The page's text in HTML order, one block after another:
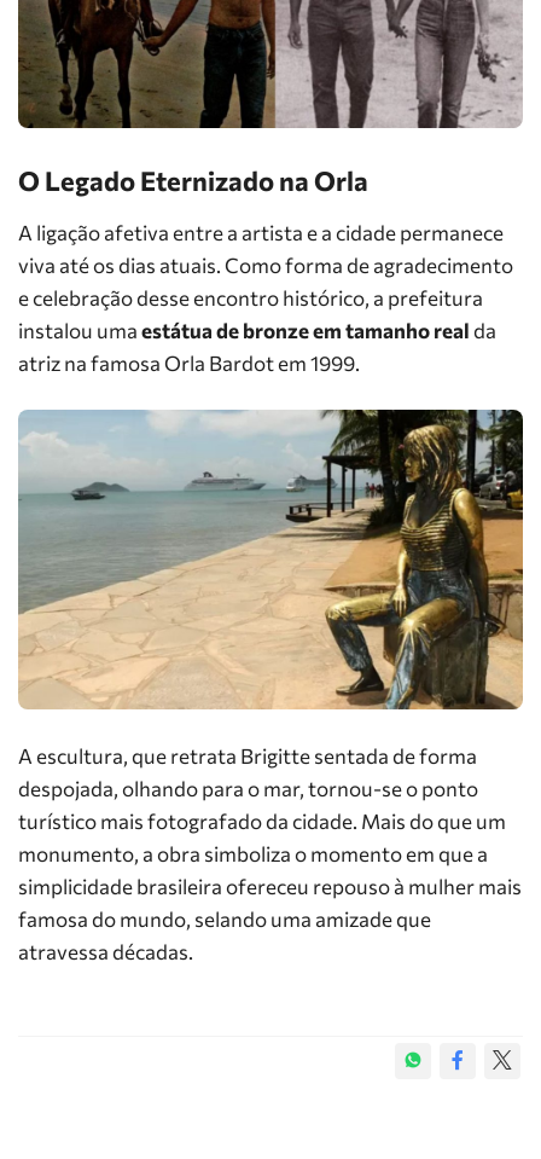
O Legado Eternizado na Orla
A ligação afetiva entre a artista e a cidade permanece
viva até os dias atuais. Como forma de agradecimento
e celebração desse encontro histórico, a prefeitura
instalou umaestátua de bronze em tamanho realda
atriz na famosa Orla Bardot em 1999.
A escultura, que retrata Brigitte sentada de forma
despojada, olhando para o mar, tornou-se o ponto
turístico mais fotografado da cidade. Mais do que um
monumento, a obra simboliza o momento em que a
simplicidade brasileira ofereceu repouso à mulher mais
famosa do mundo, selando uma amizade que
atravessa décadas.